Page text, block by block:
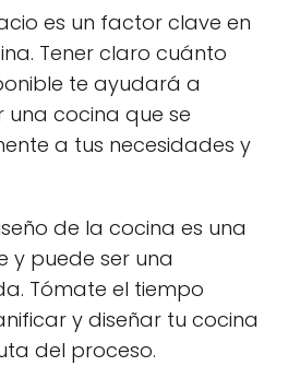
es un factor clave en
Tener claro cuánto
te ayudará a
una cocina que se
a tus necesidades y
de la cocina es una
y puede ser una
Tómate el tiempo
y diseñar tu cocina
del proceso.